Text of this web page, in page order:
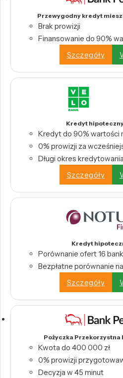
Przewygodny kredyt
Brak prowizji
Finansowanie do 90%
Szczegóły
Kredyt
Kredyt do 90% wartości
0% prowizji za
Długi okres
Szczegóły
Kredyt
Porównanie ofert 16
Bezpłatne porównanie
Szczegóły
Pożyczka Przekorzystna
Kwota do 400 000 zł
0% prowizji
Decyzja w 45 minut